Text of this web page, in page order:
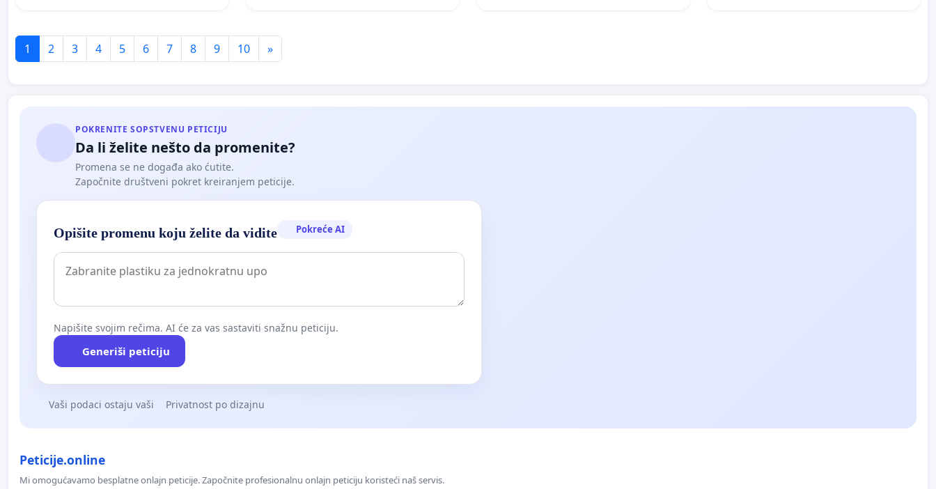
1 2 3 4 5 6 7 8 9 10 »
POKRENITE SOPSTVENU PETICIJU
Da li želite nešto da promenite?
Promena se ne događa ako ćutite.
Započnite društveni pokret kreiranjem peticije.
Opišite promenu koju želite da vidite Pokreće AI
Napišite svojim rečima. AI će za vas sastaviti snažnu peticiju.
Generiši peticiju
Vaši podaci ostaju vaši Privatnost po dizajnu
Peticije.online
Mi omogućavamo besplatne onlajn peticije. Započnite profesionalnu onlajn peticiju koristeći naš servis.